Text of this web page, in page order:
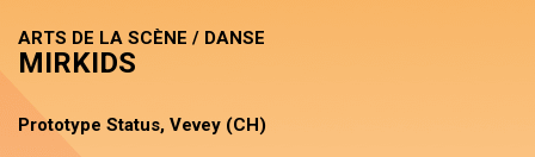
ARTS DE LA SCÈNE / DANSE
MIRKIDS
Prototype Status, Vevey (CH)